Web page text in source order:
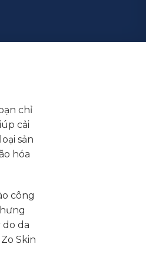
chỉ
cải
sản
hóa
công
da
Skin